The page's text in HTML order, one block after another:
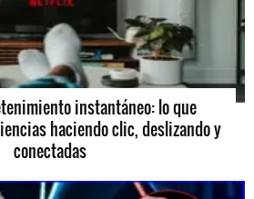
instantáneo: lo que
haciendo clic, deslizando y
conectadas